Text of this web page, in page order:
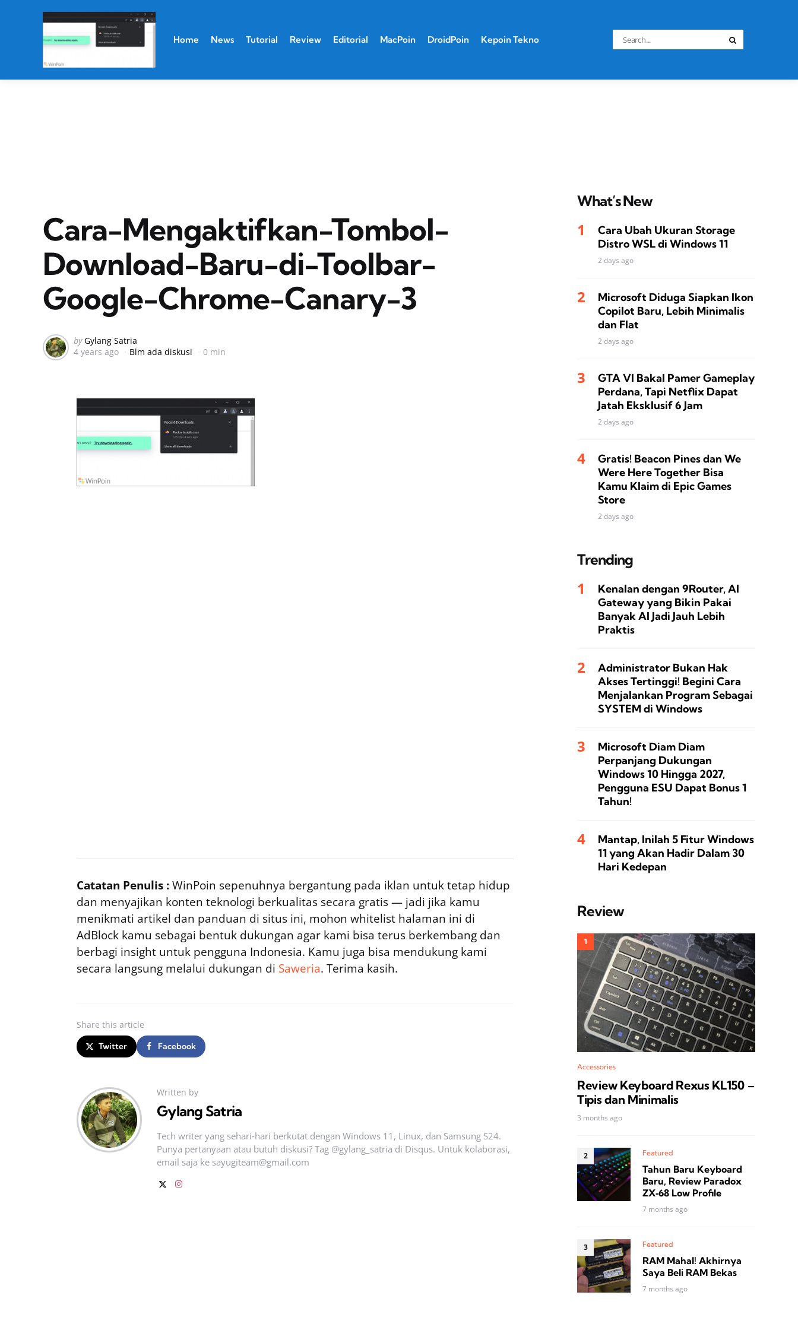
Home News Tutorial Review Editorial MacPoin DroidPoin Kepoin Tekno
Search
for:
Cara-Mengaktifkan-Tombol-
Download-Baru-di-Toolbar-
Google-Chrome-Canary-3
Posted
by
by Gylang Satria
4 years ago
Blm ada diskusi 0 min
Catatan Penulis :WinPoin sepenuhnya bergantung pada iklan untuk tetap hidup
dan menyajikan konten teknologi berkualitas secara gratis — jadi jika kamu
menikmati artikel dan panduan di situs ini, mohon whitelist halaman ini di
AdBlock kamu sebagai bentuk dukungan agar kami bisa terus berkembang dan
berbagi insight untuk pengguna Indonesia. Kamu juga bisa mendukung kami
secara langsung melalui dukungan di Saweria. Terima kasih.
Share this article
Twitter Facebook
Written by
Gylang Satria
Tech writer yang sehari‑hari berkutat dengan Windows 11, Linux, dan Samsung S24.
Punya pertanyaan atau butuh diskusi? Tag @gylang_satria di Disqus. Untuk kolaborasi,
email saja ke sayugiteam@gmail.com
What’s New
Cara Ubah Ukuran Storage
Distro WSL di Windows 11
2 days ago
Microsoft Diduga Siapkan Ikon
Copilot Baru, Lebih Minimalis
dan Flat
2 days ago
GTA VI Bakal Pamer Gameplay
Perdana, Tapi Netflix Dapat
Jatah Eksklusif 6 Jam
2 days ago
Gratis! Beacon Pines dan We
Were Here Together Bisa
Kamu Klaim di Epic Games
Store
2 days ago
Trending
Kenalan dengan 9Router, AI
Gateway yang Bikin Pakai
Banyak AI Jadi Jauh Lebih
Praktis
Administrator Bukan Hak
Akses Tertinggi! Begini Cara
Menjalankan Program Sebagai
SYSTEM di Windows
Microsoft Diam Diam
Perpanjang Dukungan
Windows 10 Hingga 2027,
Pengguna ESU Dapat Bonus 1
Tahun!
Mantap, Inilah 5 Fitur Windows
11 yang Akan Hadir Dalam 30
Hari Kedepan
Review
Accessories
Review Keyboard Rexus KL150 –
Tipis dan Minimalis
3 months ago
Featured
Tahun Baru Keyboard
Baru, Review Paradox
ZX‑68 Low Profile
7 months ago
Featured
RAM Mahal! Akhirnya
Saya Beli RAM Bekas
7 months ago